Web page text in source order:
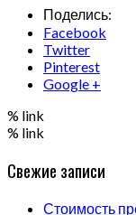
Поделись:
Facebook
Twitter
Pinterest
Google +
% link
% link
Свежие записи
Стоимость